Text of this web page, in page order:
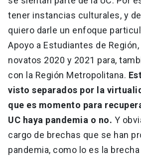
tener instancias culturales, y
quiero darle un enfoque
Apoyo a Estudiantes de
novatos 2020 y 2021 para,
con la Región Metropolitana.
visto separados por la
que es momento para
UC haya pandemia o no. Y
cargo de brechas que se han
pandemia, como lo es la